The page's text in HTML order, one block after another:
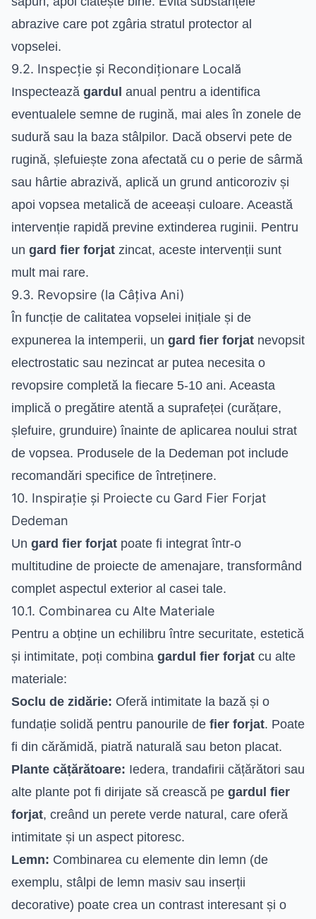
abrazive care pot zgâria stratul protector al
vopselei.
9.2. Inspecție și Recondiționare Locală
Inspectează gardul anual pentru a identifica
eventualele semne de rugină, mai ales în zonele de
sudură sau la baza stâlpilor. Dacă observi pete de
rugină, șlefuiește zona afectată cu o perie de sârmă
sau hârtie abrazivă, aplică un grund anticoroziv și
apoi vopsea metalică de aceeași culoare. Această
intervenție rapidă previne extinderea ruginii. Pentru
un gard fier forjat zincat, aceste intervenții sunt
mult mai rare.
9.3. Revopsire (la Câțiva Ani)
În funcție de calitatea vopselei inițiale și de
expunerea la intemperii, un gard fier forjat nevopsit
electrostatic sau nezincat ar putea necesita o
revopsire completă la fiecare 5-10 ani. Aceasta
implică o pregătire atentă a suprafeței (curățare,
șlefuire, grunduire) înainte de aplicarea noului strat
de vopsea. Produsele de la Dedeman pot include
recomandări specifice de întreținere.
10. Inspirație și Proiecte cu Gard Fier Forjat
Dedeman
Un gard fier forjat poate fi integrat într-o
multitudine de proiecte de amenajare, transformând
complet aspectul exterior al casei tale.
10.1. Combinarea cu Alte Materiale
Pentru a obține un echilibru între securitate, estetică
și intimitate, poți combina gardul fier forjat cu alte
materiale:
Soclu de zidărie: Oferă intimitate la bază și o
fundație solidă pentru panourile de fier forjat. Poate
fi din cărămidă, piatră naturală sau beton placat.
Plante cățărătoare: Iedera, trandafirii cățărători sau
alte plante pot fi dirijate să crească pe gardul fier
forjat, creând un perete verde natural, care oferă
intimitate și un aspect pitoresc.
Lemn: Combinarea cu elemente din lemn (de
exemplu, stâlpi de lemn masiv sau inserții
decorative) poate crea un contrast interesant și o